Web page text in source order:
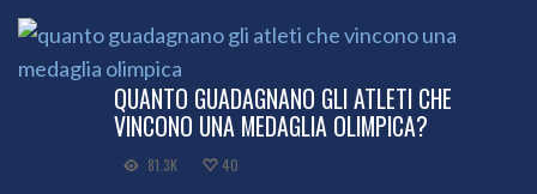
QUANTO GUADAGNANO GLI ATLETI CHE
VINCONO UNA MEDAGLIA OLIMPICA?
81.3K 40